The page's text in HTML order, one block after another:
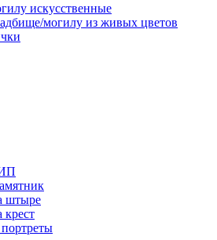
искусственные
могилу из живых цветов
штыре
крест